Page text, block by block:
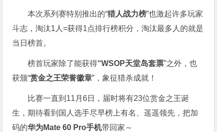
本次系列赛特别推出的“猎人战力榜”也激起许多玩家
斗志，淘汰1人=获得1点排行榜积分，淘汰最多人的就是
当日榜首。
榜首玩家除了能获得“WSOP天堂岛套票”之外，也
获颁“赏金之王荣誉徽章”，象征猎杀成就！
比赛一直到11月6日，届时将有23位赏金之王诞
生，期待看到国人选手尽早榜上有名、遥遥领先，把加
码的华为Mate 60 Pro手机带回家～